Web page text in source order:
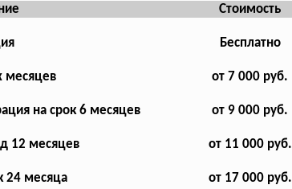
Стоимость
Бесплатно
месяцев от 7 000 руб.
на срок 6 месяцев от 9 000 руб.
12 месяцев от 11 000 руб.
24 месяца от 17 000 руб.